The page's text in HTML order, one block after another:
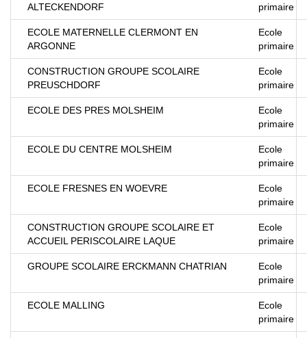
ALTECKENDORF primaire
ECOLE MATERNELLE CLERMONT EN
ARGONNE
Ecole
primaire
CONSTRUCTION GROUPE SCOLAIRE
PREUSCHDORF
Ecole
primaire
ECOLE DES PRES MOLSHEIM
Ecole
primaire
ECOLE DU CENTRE MOLSHEIM
Ecole
primaire
ECOLE FRESNES EN WOEVRE
Ecole
primaire
CONSTRUCTION GROUPE SCOLAIRE ET
ACCUEIL PERISCOLAIRE LAQUE
Ecole
primaire
GROUPE SCOLAIRE ERCKMANN CHATRIAN
Ecole
primaire
ECOLE MALLING
Ecole
primaire